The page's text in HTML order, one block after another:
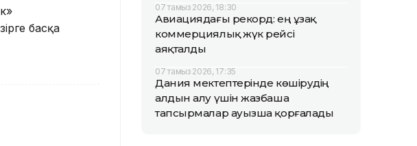
басқа
07 тамыз 2026, 18:30
Авиациядағы рекорд: ең ұзақ
коммерциялық жүк рейсі
аяқталды
07 тамыз 2026, 17:35
Дания мектептерінде көшірудің
алдын алу үшін жазбаша
тапсырмалар ауызша қорғалады